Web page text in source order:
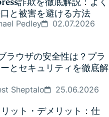
詐欺を徹底解説：よく
と被害を避ける方法
Pedley
02.07.2026
ラウザの安全性は？プラ
とセキュリティを徹底解
Sheptalo
25.06.2026
ット・デメリット：仕